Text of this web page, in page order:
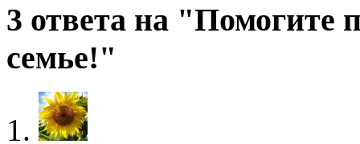
3 ответа на "Помогите
семье!"